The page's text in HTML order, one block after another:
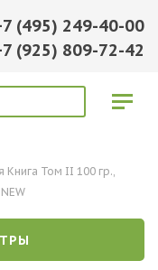
(495) 249-40-00
(925) 809-72-42
Книга Том II 100 гр.,